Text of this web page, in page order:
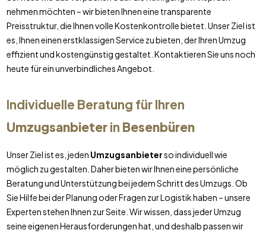
nehmen möchten – wir bieten Ihnen eine transparente
Preisstruktur, die Ihnen volle Kostenkontrolle bietet. Unser Ziel ist
es, Ihnen einen erstklassigen Service zu bieten, der Ihren Umzug
effizient und kostengünstig gestaltet. Kontaktieren Sie uns noch
heute für ein unverbindliches Angebot.
Individuelle Beratung für Ihren
Umzugsanbieterin Besenbüren
Unser Ziel ist es, jeden Umzugsanbieterso individuell wie
möglich zu gestalten. Daher bieten wir Ihnen eine persönliche
Beratung und Unterstützung bei jedem Schritt des Umzugs. Ob
Sie Hilfe bei der Planung oder Fragen zur Logistik haben – unsere
Experten stehen Ihnen zur Seite. Wir wissen, dass jeder Umzug
seine eigenen Herausforderungen hat, und deshalb passen wir